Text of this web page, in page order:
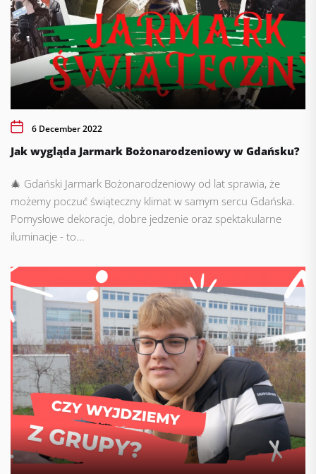
6 December 2022
Jak wygląda Jarmark Bożonarodzeniowy w Gdańsku?
🎄 Gdański Jarmark Bożonarodzeniowy od lat sprawia, że
możemy poczuć świąteczny klimat w samym sercu Gdańska.
Pomysłowe dekoracje, dobre jedzenie oraz spektakularne
iluminacje - to...